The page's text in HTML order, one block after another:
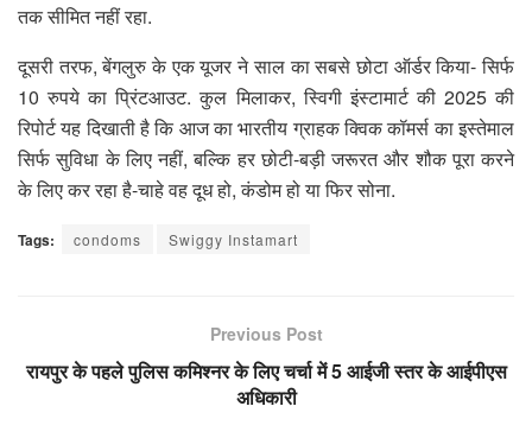
तक सीमित नहीं रहा.
दूसरी तरफ, बेंगलुरु के एक यूजर ने साल का सबसे छोटा ऑर्डर किया- सिर्फ
10 रुपये का प्रिंटआउट. कुल मिलाकर, स्विगी इंस्टामार्ट की 2025 की
रिपोर्ट यह दिखाती है कि आज का भारतीय ग्राहक क्विक कॉमर्स का इस्तेमाल
सिर्फ सुविधा के लिए नहीं, बल्कि हर छोटी-बड़ी जरूरत और शौक पूरा करने
के लिए कर रहा है-चाहे वह दूध हो, कंडोम हो या फिर सोना.
Tags: condoms Swiggy Instamart
Previous Post
रायपुर के पहले पुलिस कमिश्नर के लिए चर्चा में 5 आईजी स्तर के आईपीएस
अधिकारी